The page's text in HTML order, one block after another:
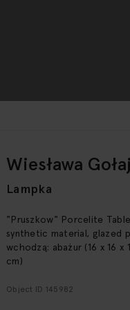
Wiesława
"Pruszkow" Porcelite
synthetic material, glazed
wchodzą: abażur (16 x 16 x
cm)
Lampka
Object ID 145982